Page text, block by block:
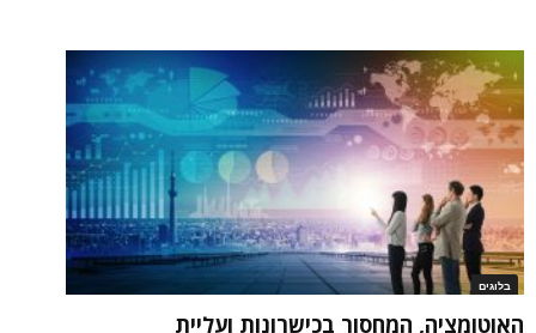
בלוגים
האוטומציה, המחסור בכישרונות ועליית